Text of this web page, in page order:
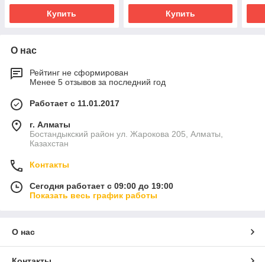
Купить Купить
О нас
Рейтинг не сформирован
Менее 5 отзывов за последний год
Работает с 11.01.2017
г. Алматы
Бостандыкский район ул. Жарокова 205, Алматы,
Казахстан
Контакты
Сегодня работает с 09:00 до 19:00
Показать весь график работы
О нас